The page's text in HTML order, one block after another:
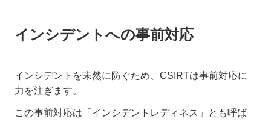
インシデントへの事前対応
インシデントを未然に防ぐため、CSIRTは事前対応に
力を注ぎます。
この事前対応は「インシデントレディネス」とも呼ば